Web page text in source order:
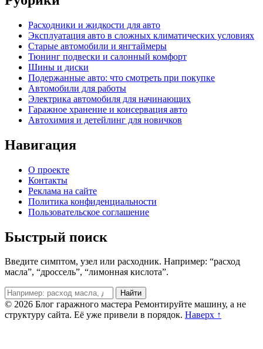
Расходники и жидкости для авто
Эксплуатация авто в сложных климатических условиях
Старые автомобили и янгтаймеры
Тюнинг подвески и салонный комфорт
Шины и диски
Подержанные авто: что смотреть при покупке
Автомобили для работы
Электрика автомобиля для начинающих
Гаражное хранение и консервация авто
Автохимия и детейлинг для новичков
Навигация
О проекте
Контакты
Реклама на сайте
Политика конфиденциальности
Пользовательское соглашение
Быстрый поиск
Введите симптом, узел или расходник. Например: “расход
масла”, “дроссель”, “лимонная кислота”.
Поиск
Найти
© 2026 Блог гаражного мастера Ремонтируйте машину, а не
структуру сайта. Её уже привели в порядок. Наверх ↑